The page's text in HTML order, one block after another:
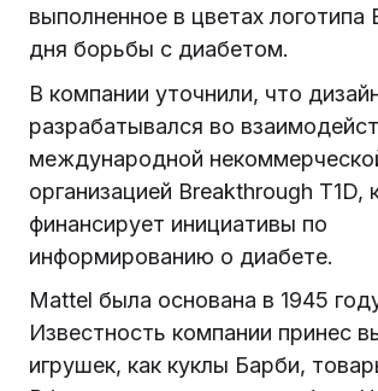
выполненное в цветах логотипа
дня борьбы с диабетом.
В компании уточнили, что
разрабатывался во
международной
организацией Breakthrough T1D,
финансирует инициативы по
информированию о диабете.
Mattel была основана в 1945
Известность компании принес
игрушек, как куклы Барби,